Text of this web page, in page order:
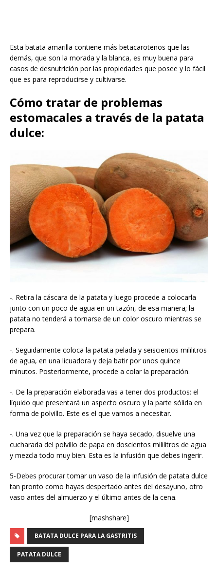
Esta batata amarilla contiene más betacarotenos que las
demás, que son la morada y la blanca, es muy buena para
casos de desnutrición por las propiedades que posee y lo fácil
que es para reproducirse y cultivarse.
Cómo tratar de problemas
estomacales a través de la patata
dulce:
-. Retira la cáscara de la patata y luego procede a colocarla
junto con un poco de agua en un tazón, de esa manera; la
patata no tenderá a tornarse de un color oscuro mientras se
prepara.
-. Seguidamente coloca la patata pelada y seiscientos mililitros
de agua, en una licuadora y deja batir por unos quince
minutos. Posteriormente, procede a colar la preparación.
-. De la preparación elaborada vas a tener dos productos: el
líquido que presentará un aspecto oscuro y la parte sólida en
forma de polvillo. Este es el que vamos a necesitar.
-. Una vez que la preparación se haya secado, disuelve una
cucharada del polvillo de papa en doscientos mililitros de agua
y mezcla todo muy bien. Esta es la infusión que debes ingerir.
5-Debes procurar tomar un vaso de la infusión de patata dulce
tan pronto como hayas despertado antes del desayuno, otro
vaso antes del almuerzo y el último antes de la cena.
[mashshare]
BATATA DULCE PARA LA GASTRITIS
PATATA DULCE